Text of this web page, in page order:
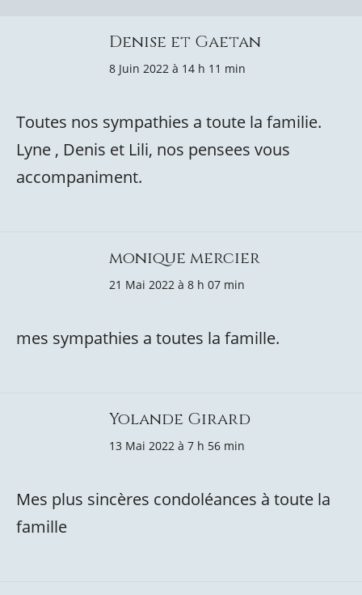
Denise et Gaetan
8 Juin 2022 à 14 h 11 min
Toutes nos sympathies a toute la familie.
Lyne , Denis et Lili, nos pensees vous
accompaniment.
monique mercier
21 Mai 2022 à 8 h 07 min
mes sympathies a toutes la famille.
Yolande Girard
13 Mai 2022 à 7 h 56 min
Mes plus sincères condoléances à toute la
famille